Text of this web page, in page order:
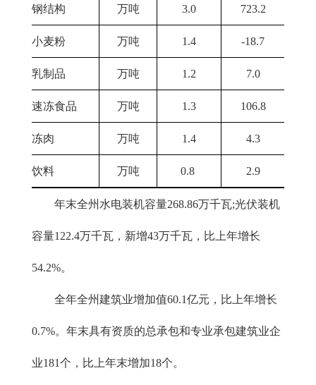
钢结构 万吨 3.0 723.2
小麦粉 万吨 1.4 -18.7
乳制品 万吨 1.2 7.0
速冻食品 万吨 1.3 106.8
冻肉 万吨 1.4 4.3
饮料 万吨 0.8 2.9
年末全州水电装机容量268.86万千瓦;光伏装机
容量122.4万千瓦，新增43万千瓦，比上年增长
54.2%。
全年全州建筑业增加值60.1亿元，比上年增长
0.7%。年末具有资质的总承包和专业承包建筑业企
业181个，比上年末增加18个。